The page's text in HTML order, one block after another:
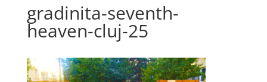
gradinita-seventh-
heaven-cluj-25